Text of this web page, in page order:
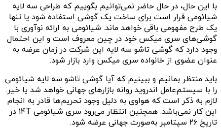
با این حال، در حال حاضر نمی‌توانیم بگوییم که طراحی سه لایه
شیائومی قرار است برای ساخت یک گوشی استفاده شود یا تنها
یک طرح مفهومی باقی خواهد ماند. شیائومی به ارائه نوآوری با
گوشی‌های سری میکس خود در چین معروف است و این احتمال
وجود دارد که گوشی تاشو سه لایه این شرکت در زمان عرضه به
عنوان عضوی از خانواده سری میکس وارد بازار شود.
باید منتظر بمانیم و ببینیم که آیا گوشی تاشو سه لایه شیائومی
را با سیستم‌عامل اندروید روانه بازارهای جهانی خواهد شد یا خیر.
لازم به ذکر است که هواوی به دلیل وجود تحریم‌ها قادر به انجام
این کار نمی‌باشد. همچنین انتظار می‌رود سری شیائومی ۱۴T در
تاریخ ۲۶ سپتامبر به‌صورت جهانی عرضه شود.